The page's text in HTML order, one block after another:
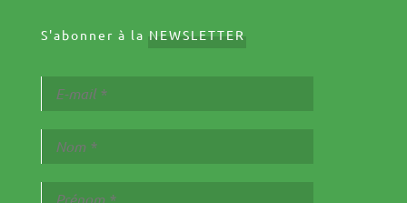
S'abonner à la NEWSLETTER